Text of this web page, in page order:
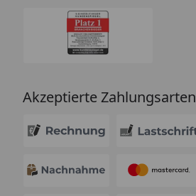
Akzeptierte Zahlungsarten